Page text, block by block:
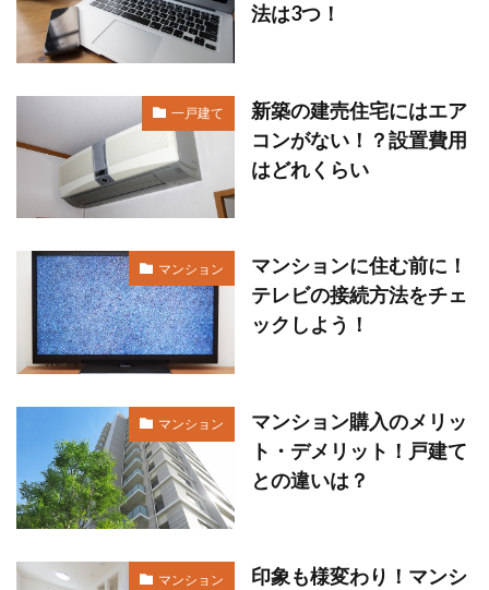
法は3つ！
一戸建て
新築の建売住宅にはエア
コンがない！？設置費用
はどれくらい
マンション
マンションに住む前に！
テレビの接続方法をチェ
ックしよう！
マンション
マンション購入のメリッ
ト・デメリット！戸建て
との違いは？
マンション
印象も様変わり！マンシ